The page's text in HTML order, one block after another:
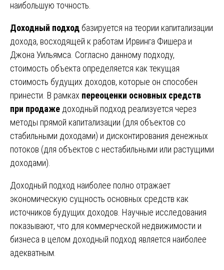
наибольшую точность.
Доходный подход базируется на теории капитализации
дохода, восходящей к работам Ирвинга Фишера и
Джона Уильямса. Согласно данному подходу,
стоимость объекта определяется как текущая
стоимость будущих доходов, которые он способен
принести. В рамках переоценки основных средств
при продаже доходный подход реализуется через
методы прямой капитализации (для объектов со
стабильными доходами) и дисконтирования денежных
потоков (для объектов с нестабильными или растущими
доходами).
Доходный подход наиболее полно отражает
экономическую сущность основных средств как
источников будущих доходов. Научные исследования
показывают, что для коммерческой недвижимости и
бизнеса в целом доходный подход является наиболее
адекватным.